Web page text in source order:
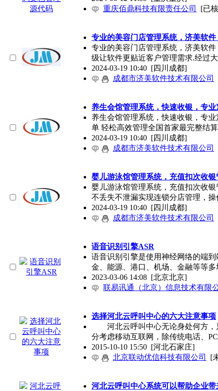
重庆佰鼎科技有限责任公司
[已
专业的美容门店管理系统，济美软
专业的美容门店管理系统，济美软
级让软件更贴近客户管理需求.经过
2024-03-19 10:40 [四川成都]
成都市济美软件技术有限公司
养生会馆管理系统，快速收银，专
养生会馆管理系统，快速收银，专
单 轻松高效管理全国首家最完整结
2024-03-19 10:40 [四川成都]
成都市济美软件技术有限公司
婴儿游泳馆管理系统，充值扣次收
婴儿游泳馆管理系统，充值扣次收
不丢失不泄漏实现连锁分店管理，操
2024-03-19 10:40 [四川成都]
成都市济美软件技术有限公司
语⾳识别引擎ASR
语⾳识别引擎是使⽤神经⽹络的端
⾦、能源、港⼝、机场、⾦融等等多
2023-03-06 14:08 [北京北京]
联易讯通（北京）信息技术有限
选择河北云呼叫中心的六大注意事项
河北云呼叫中心无论身处何方，
分考虑移动互联网，除传统电话、
2015-10-10 15:50 [河北石家庄]
北京联动优信科技有限公司
[
河北云呼叫中心系统可以帮助企业